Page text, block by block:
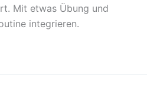
Mit etwas Übung und
integrieren.